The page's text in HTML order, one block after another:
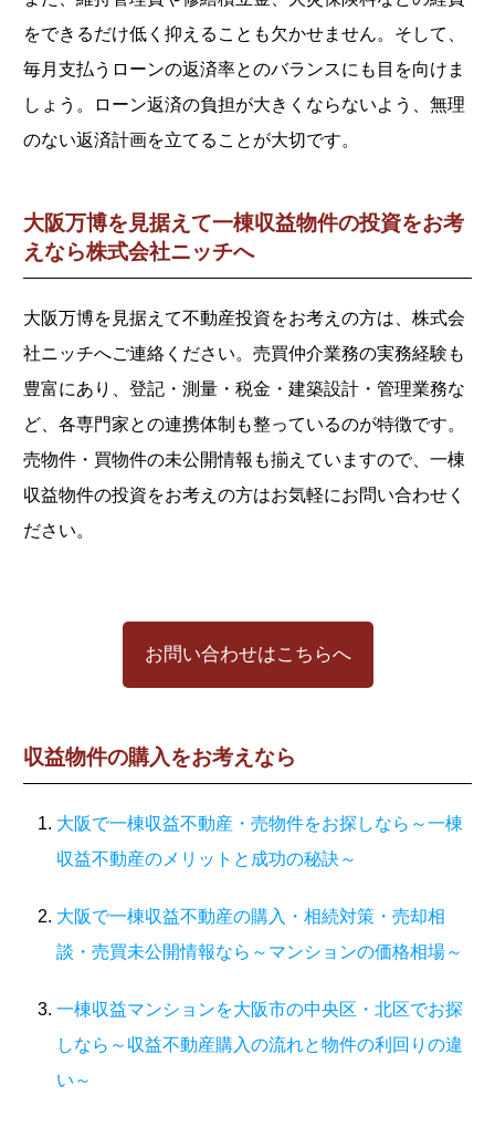
をできるだけ低く抑えることも欠かせません。そして、
毎月支払うローンの返済率とのバランスにも目を向けま
しょう。ローン返済の負担が大きくならないよう、無理
のない返済計画を立てることが大切です。
大阪万博を見据えて一棟収益物件の投資をお考
えなら株式会社ニッチへ
大阪万博を見据えて不動産投資をお考えの方は、株式会
社ニッチへご連絡ください。売買仲介業務の実務経験も
豊富にあり、登記・測量・税金・建築設計・管理業務な
ど、各専門家との連携体制も整っているのが特徴です。
売物件・買物件の未公開情報も揃えていますので、一棟
収益物件の投資をお考えの方はお気軽にお問い合わせく
ださい。
お問い合わせはこちらへ
収益物件の購入をお考えなら
大阪で一棟収益不動産・売物件をお探しなら～一棟
収益不動産のメリットと成功の秘訣～
大阪で一棟収益不動産の購入・相続対策・売却相
談・売買未公開情報なら～マンションの価格相場～
一棟収益マンションを大阪市の中央区・北区でお探
しなら～収益不動産購入の流れと物件の利回りの違
い～